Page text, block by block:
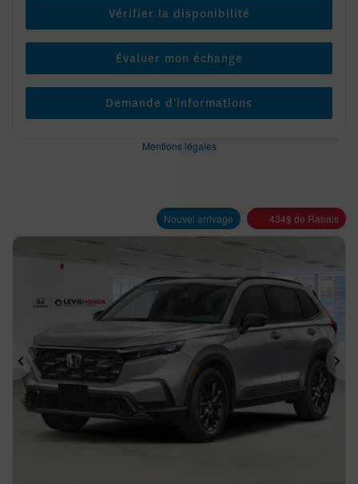
Vérifier la disponibilité
Évaluer mon échange
Demande d'informations
Mentions légales
Nouvel arrivage 434$ de Rabais
Précédent